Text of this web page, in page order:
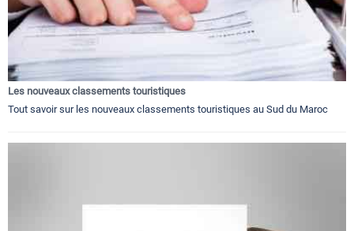
Les nouveaux classements touristiques
Tout savoir sur les nouveaux classements touristiques au Sud du Maroc